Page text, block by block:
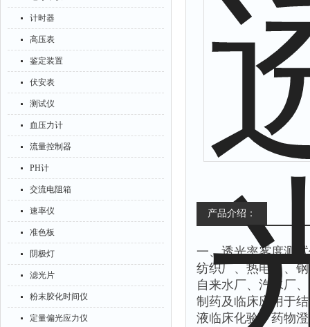
计时器
高压表
鉴定装置
伏安表
测试仪
血压力计
流量控制器
PH计
交流电阻箱
速率仪
准色板
阴极灯
滤光片
粉末胶化时间仪
定量偏光应力仪
产品介绍：
一、透光率雾度测
纺织厂、热电厂、
自来水厂、汽水厂
制药及临床应用于
液临床化验、药物